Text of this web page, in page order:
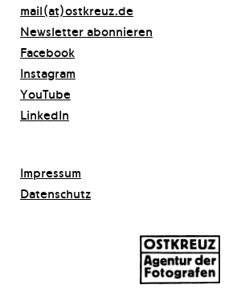
mail(at)ostkreuz.de
Newsletter abonnieren
Facebook
Instagram
YouTube
LinkedIn
Impressum
Datenschutz